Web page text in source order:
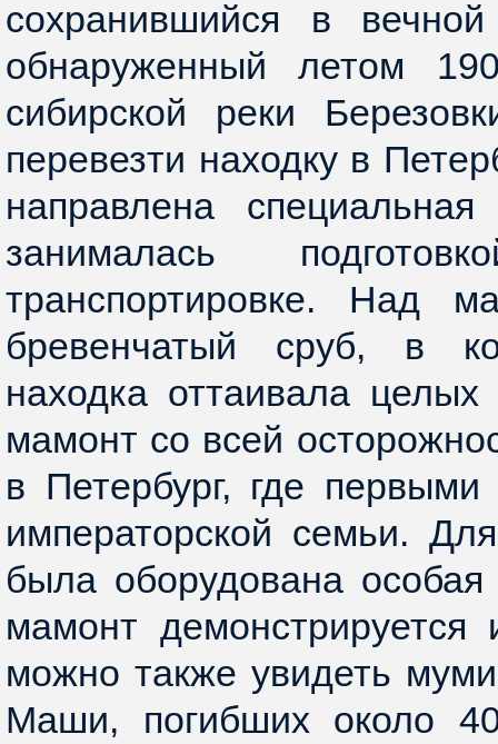
сохранившийся в
обнаруженный летом
сибирской реки
перевезти находку в
направлена
занималась
транспортировке. Над
бревенчатый сруб, в
находка оттаивала
мамонт со всей
в Петербург, где
императорской семьи.
была оборудована
мамонт
можно также увидеть
Маши, погибших около